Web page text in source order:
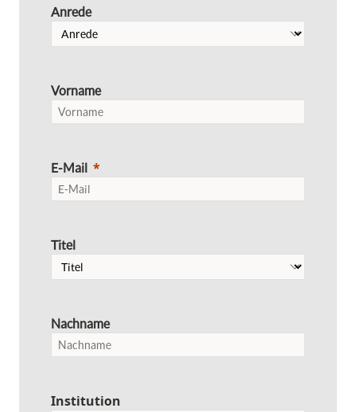
Anrede
Vorname
E-Mail
Titel
Nachname
Institution